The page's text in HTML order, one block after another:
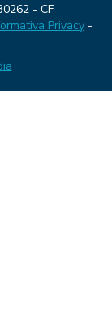
- CF
Privacy -